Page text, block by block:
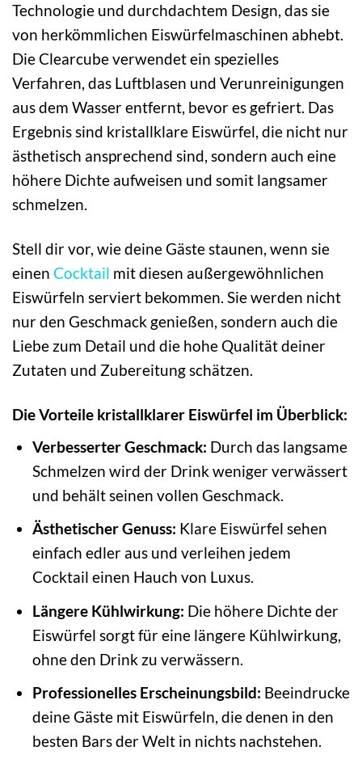
Technologie und durchdachtem Design, das sie
von herkömmlichen Eiswürfelmaschinen abhebt.
Die Clearcube verwendet ein spezielles
Verfahren, das Luftblasen und Verunreinigungen
aus dem Wasser entfernt, bevor es gefriert. Das
Ergebnis sind kristallklare Eiswürfel, die nicht nur
ästhetisch ansprechend sind, sondern auch eine
höhere Dichte aufweisen und somit langsamer
schmelzen.
Stell dir vor, wie deine Gäste staunen, wenn sie
einen Cocktail mit diesen außergewöhnlichen
Eiswürfeln serviert bekommen. Sie werden nicht
nur den Geschmack genießen, sondern auch die
Liebe zum Detail und die hohe Qualität deiner
Zutaten und Zubereitung schätzen.
Die Vorteile kristallklarer Eiswürfel im Überblick:
Verbesserter Geschmack: Durch das langsame
Schmelzen wird der Drink weniger verwässert
und behält seinen vollen Geschmack.
Ästhetischer Genuss: Klare Eiswürfel sehen
einfach edler aus und verleihen jedem
Cocktail einen Hauch von Luxus.
Längere Kühlwirkung: Die höhere Dichte der
Eiswürfel sorgt für eine längere Kühlwirkung,
ohne den Drink zu verwässern.
Professionelles Erscheinungsbild: Beeindrucke
deine Gäste mit Eiswürfeln, die denen in den
besten Bars der Welt in nichts nachstehen.